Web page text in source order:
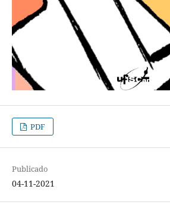
PDF
Publicado
04-11-2021